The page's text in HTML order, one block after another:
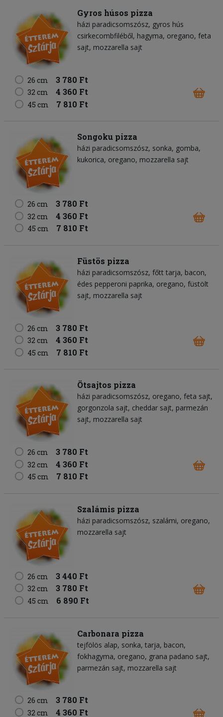
Gyros húsos pizza
házi paradicsomszósz gyros hús
csirkecombfiléből hagyma oregano feta
sajt mozzarella sajt
26 cm 3 780 Ft
32 cm 4 360 Ft
45 cm 7 810 Ft
Songoku pizza
házi paradicsomszósz sonka gomba
kukorica oregano mozzarella sajt
26 cm 3 780 Ft
32 cm 4 360 Ft
45 cm 7 810 Ft
Füstös pizza
házi paradicsomszósz főtt tarja bacon
édes pepperoni paprika oregano füstölt
sajt mozzarella sajt
26 cm 3 780 Ft
32 cm 4 360 Ft
45 cm 7 810 Ft
Ötsajtos pizza
házi paradicsomszósz oregano feta sajt
gorgonzola sajt cheddar sajt parmezán
sajt mozzarella sajt
26 cm 3 780 Ft
32 cm 4 360 Ft
45 cm 7 810 Ft
Szalámis pizza
házi paradicsomszósz szalámi oregano
mozzarella sajt
26 cm 3 440 Ft
32 cm 3 780 Ft
45 cm 6 890 Ft
Carbonara pizza
tejfölös alap sonka tarja bacon
fokhagyma oregano grana padano sajt
parmezán sajt mozzarella sajt
26 cm 3 780 Ft
32 cm 4 360 Ft